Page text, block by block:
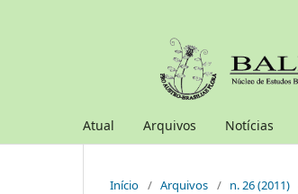
Atual Arquivos Notícias
Início / Arquivos / n. 26 (2011)